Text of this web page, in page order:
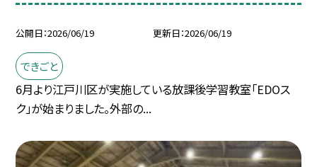
公開日 2026/06/19 更新日 2026/06/19
できごと
6月より江戸川区が実施している放課後学習教室「EDOス
ク」が始まりました。外部の...